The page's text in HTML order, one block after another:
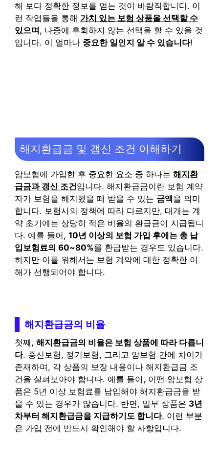
해 보다 정확한 정보를 얻는 것이 바람직합니다. 이
런 작업들을 통해 가치 있는 보험 상품을 선택할 수
있으며, 나중에 후회하지 않는 선택을 할 수 있을 것
입니다. 이 얼마나 중요한 일인지 알 수 있습니다!
해지환급금 및 갱신 조건 이해하기
암보험에 가입한 후 중요한 요소 중 하나는 해지환
급금과 갱신 조건입니다. 해지환급금이란 보험 계약
자가 보험을 해지했을 때 받을 수 있는 금액을 의미
합니다. 보험사의 정책에 따라 다르지만, 대개는 계
약 초기에는 상당히 적은 비율의 환급금이 지급됩니
다. 예를 들어, 10년 이상의 보험 가입 후에는 총 납
입보험료의 60~80%를 환급받는 경우도 있습니다.
하지만 이를 위해서는 보험 계약에 대한 정확한 이
해가 선행되어야 합니다.
해지환급금의 비율
첫째, 해지환급금의 비율은 보험 상품에 따라 다릅니
다. 종신보험, 정기보험, 그리고 암보험 간에 차이가
존재하며, 각 상품의 보장 내용이나 해지환급금 조
건을 살펴보아야 합니다. 예를 들어, 어떤 암보험 상
품은 5년 이상 보험료를 납입해야 해지환급금을 받
을 수 있는 경우가 많습니다. 반면, 일부 상품은 3년
차부터 해지환급금을 지급하기도 합니다. 이런 부분
은 가입 전에 반드시 확인해야 할 사항입니다.